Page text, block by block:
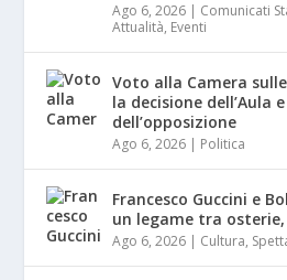
Ago 6, 2026 | Comunicati
Attualità, Eventi
Voto alla Camera
la decisione dell’Aula
dell’opposizione
Ago 6, 2026 | Politica
Francesco Guccini e
un legame tra
Ago 6, 2026 | Cultura,